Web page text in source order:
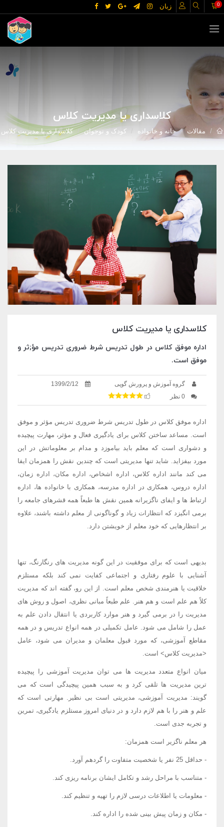
زبان 0
کلاسداری یا مدیریت کلاس
مقالات خانه و خانواده کودک و نوجوان کلاسداری یا مدیریت کلاس
کلاسداری یا مدیریت کلاس
اداره موفق کلاس در طول تدریس شرط ضروری تدریس مؤ;ثر و
موفق است.
گروه آموزش و پرورش گوپی
1399/2/12
0 نظر
اداره موفق کلاس در طول تدریس شرط ضروری تدریس مؤثر و موفق
است. مساعد ساختن کلاس برای یادگیری فعال و مؤثر، مهارت پیچیده
و دشواری است که معلم باید بیاموزد و مدام بر معلوماتش در این
مورد بیفزاید. شاید تنها مدیریتی است که چندین نقش را همزمان ایفا
می کند مانند اداره کلاس، اداره اشخاص، اداره مکان، اداره زمان،
اداره دروس، همکاری در اداره مدرسه، همکاری با خانواده ها، اداره
ارتباط ها و ایفای ناگزیرانه همین نقش ها طبعاً همه قشرهای جامعه را
برمی انگیزد که انتظارات زیاد و گوناگونی از معلم داشته باشند، علاوه
بر انتظارهایی که خود معلم از خویشتن دارد.
بدیهی است که برای موفقیت در این گونه مدیریت های رنگارنگ، تنها
آشنایی با علوم رفتاری و اجتماعی کفایت نمی کند بلکه مستلزم
خلاقیت یا هنرمندی شخص معلم است. از این رو، گفته اند که مدیریت
کلاً هم علم است و هم هنر. علم طبعاً مبانی نظری، اصول و روش های
مدیریت را در برمی گیرد و هنر موارد کاربردی یا انتقال دادن علم به
عمل را شامل می شود. عامل تکمیلی در همه انواع تدریس و در همه
مقاطع آموزشی، که مورد قبول معلمان و مدیران می شود، عامل
<مدیریت کلاس> است.
میان انواع متعدد مدیریت ها می توان مدیریت آموزشی را پیچیده
ترین مدیریت ها تلقی کرد و به سبب همین پیچیدگی است که می
گویند: مدیریت آموزشی، مدیریتی است بی نظیر. مهارتی است که
علم و هنر را با هم لازم دارد و در دنیای امروز مستلزم یادگیری، تمرین
و تجربه جدی است.
هر معلم ناگزیر است همزمان:
- حداقل 25 نفر یا شخصیت متفاوت را گردهم آورد.
- متناسب با مراحل رشد و تکامل ایشان برنامه ریزی کند.
- معلومات یا اطلاعات درسی لازم را تهیه و تنظیم کند.
- مکان و زمان پیش بینی شده را اداره کند.